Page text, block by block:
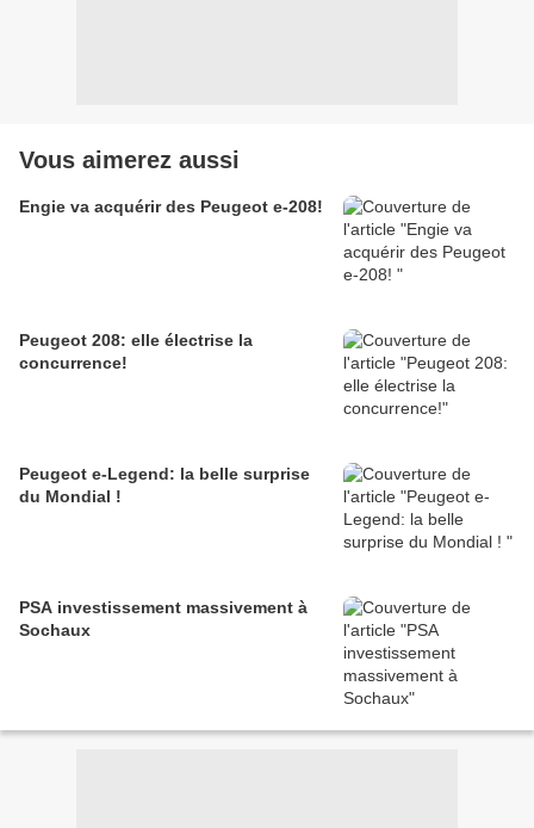
Vous aimerez aussi
Engie va acquérir des Peugeot e-208!
Peugeot 208: elle électrise la
concurrence!
Peugeot e-Legend: la belle surprise
du Mondial !
PSA investissement massivement à
Sochaux